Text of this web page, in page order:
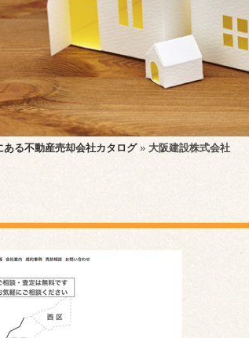
ある不動産売却会社カタログ» 大阪建設株式会社